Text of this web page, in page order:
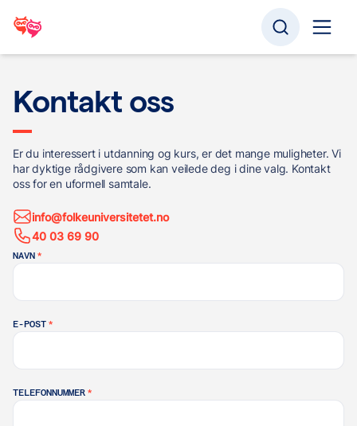
Kontakt oss
Er du interessert i utdanning og kurs, er det mange muligheter. Vi
har dyktige rådgivere som kan veilede deg i dine valg. Kontakt
oss for en uformell samtale.
info@folkeuniversitetet.no
40 03 69 90
NAVN *
E-POST *
TELEFONNUMMER *